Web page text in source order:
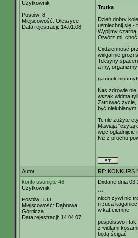
Użytkownik
Postów: 8
Miejscowość: Oleszyce
Data rejestracji: 14.01.08
Trutka
Dzień dobry
uśmiechnij się -
Wypijmy czarną
Otwórz mi, choć
Codzienność
wulgarnie grozi
Toksyny
a my,
gatunek
Nas zdrowie nie
wszak widma
Zatruwać życie,
być nielubianym
To nie zużyte
Mawiają "czytaj
więc oglądnijcie
Nie z prochu
Autor
RE: KONKURS
konto usunięte 46
Użytkownik
Postów: 133
Miejscowość: Dąbrowa
Górnicza
Data rejestracji: 14.04.07
Dodane dnia
***
niech żywi nie
i rzucą
w kąt ciemne
pospólstwo i tak
z widłami kosami
będą ścigać